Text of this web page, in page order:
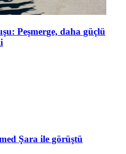
Peşmerge, daha güçlü
Şara ile görüştü